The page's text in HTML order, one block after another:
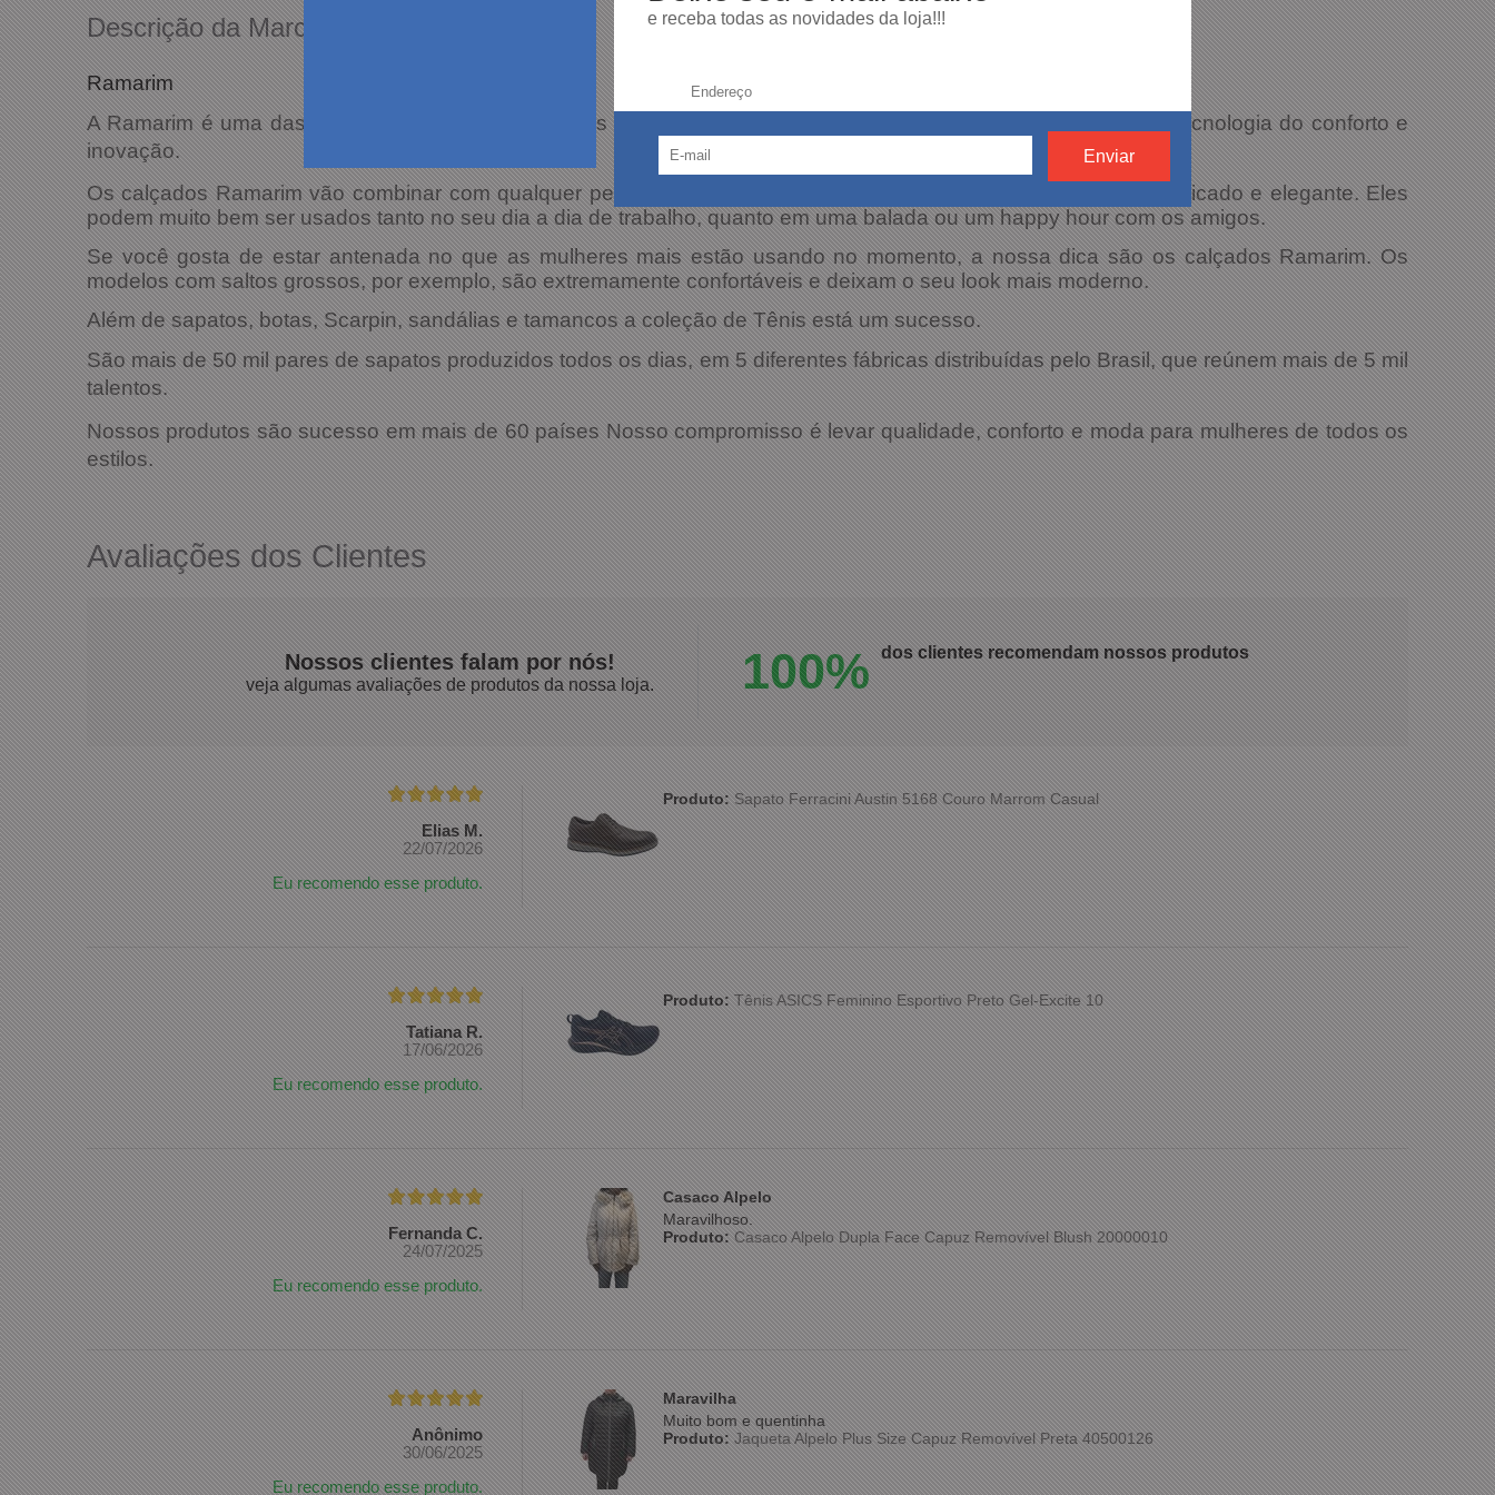
e receba todas as novidades da loja!!!
Endereço:
Descrição da Marca
Ramarim
A Ramarim é uma das maiores empresas calçadistas do Brasil. Desde 1962, é referência em pesquisa, moda, tecnologia do conforto e
inovação.
Os calçados Ramarim vão combinar com qualquer peça do seu guarda-roupa e te deixarão com um visual sofisticado e elegante. Eles
podem muito bem ser usados tanto no seu dia a dia de trabalho, quanto em uma balada ou um happy hour com os amigos.
Se você gosta de estar antenada no que as mulheres mais estão usando no momento, a nossa dica são os calçados Ramarim. Os
modelos com saltos grossos, por exemplo, são extremamente confortáveis e deixam o seu look mais moderno.
Além de sapatos, botas, Scarpin, sandálias e tamancos a coleção de Tênis está um sucesso.
São mais de 50 mil pares de sapatos produzidos todos os dias, em 5 diferentes fábricas distribuídas pelo Brasil, que reúnem mais de 5 mil
talentos.
Nossos produtos são sucesso em mais de 60 países Nosso compromisso é levar qualidade, conforto e moda para mulheres de todos os
estilos.
Avaliações dos Clientes
Nossos clientes falam por nós!
veja algumas avaliações de produtos da nossa loja. 100% dos clientes recomendam nossos produtos
Elias M.
22/07/2026
Eu recomendo esse produto.
Produto:Sapato Ferracini Austin 5168 Couro Marrom Casual
Tatiana R.
17/06/2026
Eu recomendo esse produto.
Produto:Tênis ASICS Feminino Esportivo Preto Gel-Excite 10
Fernanda C.
24/07/2025
Eu recomendo esse produto.
Casaco Alpelo
Maravilhoso.
Produto:Casaco Alpelo Dupla Face Capuz Removível Blush 20000010
Anônimo
30/06/2025
Eu recomendo esse produto.
Maravilha
Muito bom e quentinha
Produto:Jaqueta Alpelo Plus Size Capuz Removível Preta 40500126